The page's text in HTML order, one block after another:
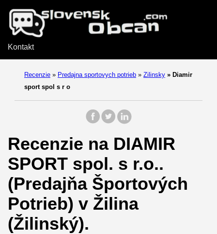
Kontakt
Recenzie » Predajna sportovych potrieb » Zilinsky » Diamir
sport spol s r o
Recenzie na DIAMIR
SPORT spol. s r.o..
(Predajňa Športových
Potrieb) v Žilina
(Žilinský).